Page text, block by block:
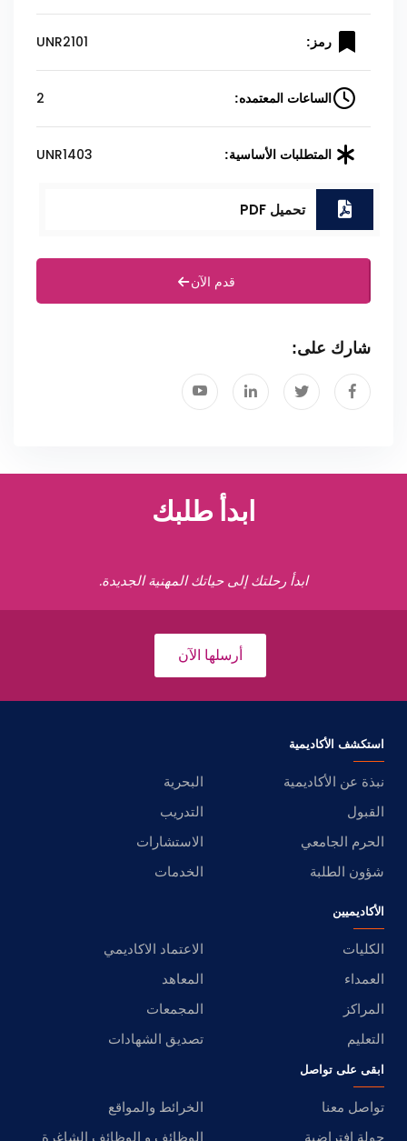
رمز: UNR2101
الساعات المعتمده: 2
المتطلبات الأساسية: UNR1403
تحميل PDF
قدم الآن
شارك على:
ابدأ طلبك
ابدأ رحلتك إلى حياتك المهنية الجديدة.
أرسلها الآن
استكشف الأكاديمية
نبذة عن الأكاديمية
البحرية
القبول
التدريب
الحرم الجامعي
الاستشارات
شؤون الطلبة
الخدمات
الأكاديميين
الكليات
الاعتماد الاكاديمي
العمداء
المعاهد
المراكز
المجمعات
التعليم
تصديق الشهادات
ابقى على تواصل
تواصل معنا
الخرائط والمواقع
جولة افتراضية
الوظائف و الوظائف الشاغرة